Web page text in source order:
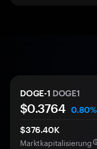
DOGE-1 DOGE1
$0.3764
0.80%
$376.40K
Marktkapitalisierung